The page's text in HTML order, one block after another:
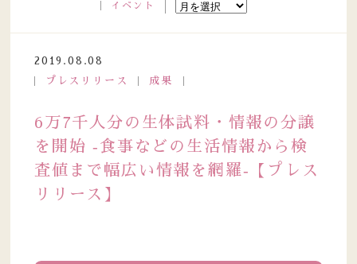
イベント
2019.08.08
プレスリリース
成果
6万7千人分の生体試料・情報の分譲
を開始 ‐食事などの生活情報から検
査値まで幅広い情報を網羅‐【プレス
リリース】